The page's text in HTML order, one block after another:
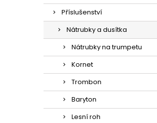
Příslušenství
Nátrubky a dusítka
Nátrubky na trumpetu
Kornet
Trombon
Baryton
Lesní roh